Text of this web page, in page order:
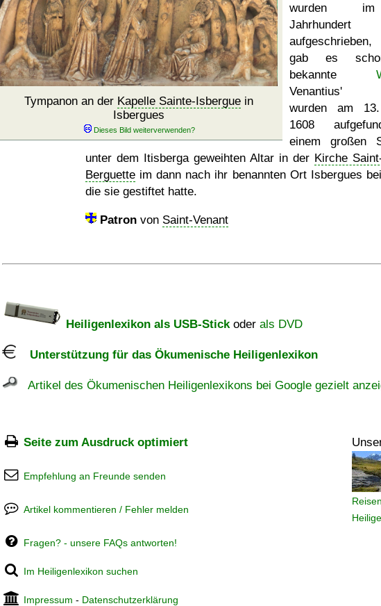
Tympanon an der Kapelle Sainte-Isbergue in
Isbergues
wurden
Jahrhundert
gab es
bekannte
Venantius'
wurden am
1608
einem großen
unter dem Itisberga geweihten Altar in der Kirche
Berguette im dann nach ihr benannten Ort Isbergues
die sie gestiftet hatte.
Patron von Saint-Venant
Heiligenlexikon als USB-Stickoder als DVD
Unterstützung für das Ökumenische Heiligenlexikon
Artikel des Ökumenischen Heiligenlexikons bei Google gezielt
Seite zum Ausdruck optimiert
Empfehlung an Freunde senden
Artikel kommentieren / Fehler melden
Fragen? - unsere FAQs antworten!
Im Heiligenlexikon suchen
Impressum - Datenschutzerklärung